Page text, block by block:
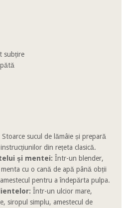
subțire
Stoarce sucul de lămâie și prepară
din rețeta clasică.
și mentei: Într-un blender,
cu o cană de apă până obții
pentru a îndepărta pulpa.
Într-un ulcior mare,
siropul simplu, amestecul de